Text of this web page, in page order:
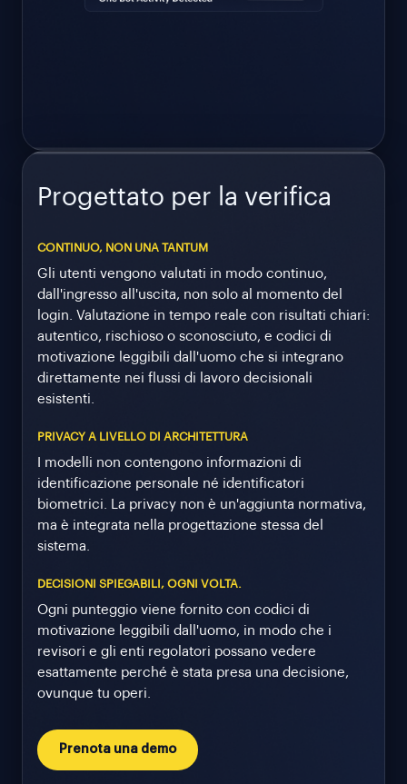
Progettato per la verifica
CONTINUO, NON UNA TANTUM
Gli utenti vengono valutati in modo continuo,
dall'ingresso all'uscita, non solo al momento del
login. Valutazione in tempo reale con risultati chiari:
autentico, rischioso o sconosciuto, e codici di
motivazione leggibili dall'uomo che si integrano
direttamente nei flussi di lavoro decisionali
esistenti.
PRIVACY A LIVELLO DI ARCHITETTURA
I modelli non contengono informazioni di
identificazione personale né identificatori
biometrici. La privacy non è un'aggiunta normativa,
ma è integrata nella progettazione stessa del
sistema.
DECISIONI SPIEGABILI, OGNI VOLTA.
Ogni punteggio viene fornito con codici di
motivazione leggibili dall'uomo, in modo che i
revisori e gli enti regolatori possano vedere
esattamente perché è stata presa una decisione,
ovunque tu operi.
Prenota una demo